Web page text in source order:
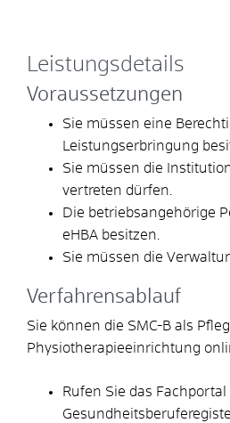
Leistungsdetails
Voraussetzungen
Sie müssen eine
Leistungserbringung
Sie müssen die
vertreten dürfen.
Die betriebsangehörige
eHBA besitzen.
Sie müssen die
Verfahrensablauf
Sie können die SMC-B als
Physiotherapieeinrichtung
Rufen Sie das